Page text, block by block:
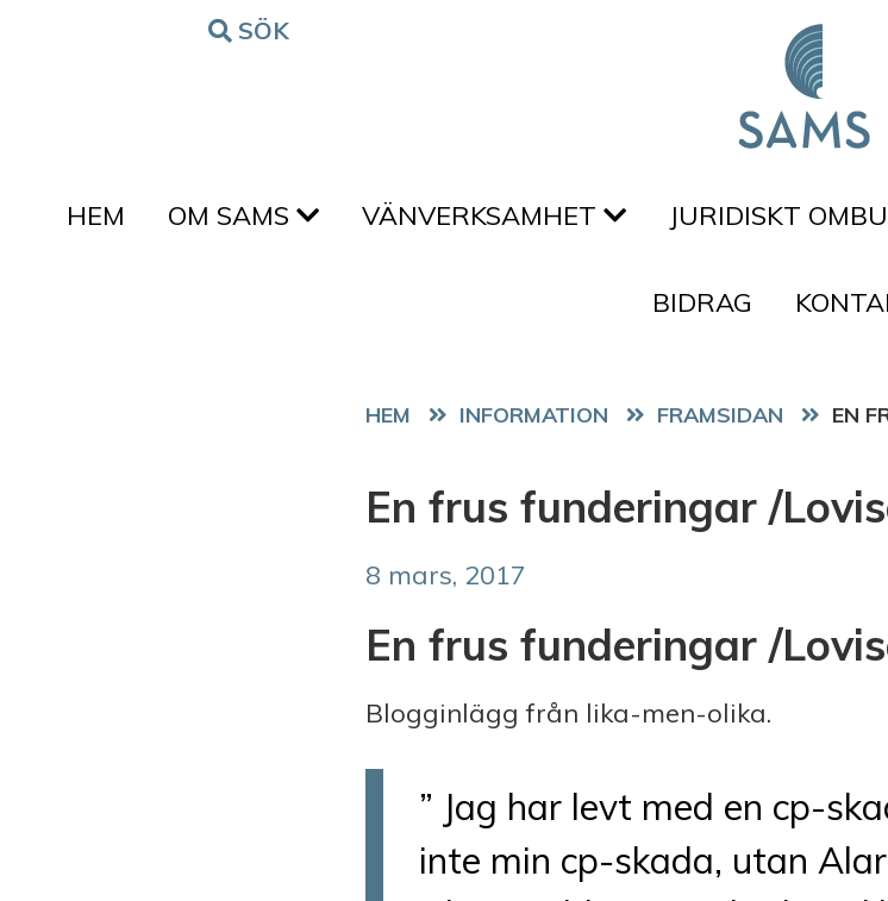
Hoppa till innehålletSÖK
HEM OM SAMS VÄNVERKSAMHET JURIDISKT
BIDRAG
HEM FRAMSIDAN EN
En frus funderingar /
8 mars, 2017
En frus funderingar /
Blogginlägg från lika-men-olika.
” Jag har levt med en cp-
inte min cp-skada, utan